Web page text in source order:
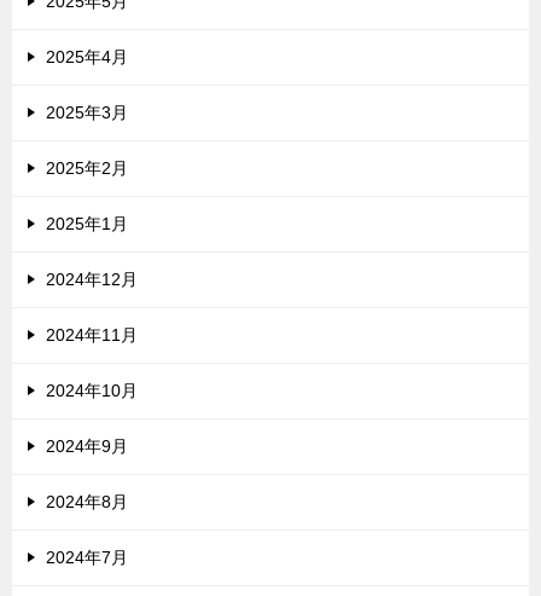
2025年4月
2025年3月
2025年2月
2025年1月
2024年12月
2024年11月
2024年10月
2024年9月
2024年8月
2024年7月